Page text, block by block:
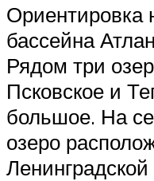
Ориентировка
бассейна
Рядом три
Псковское и
большое. На
озеро